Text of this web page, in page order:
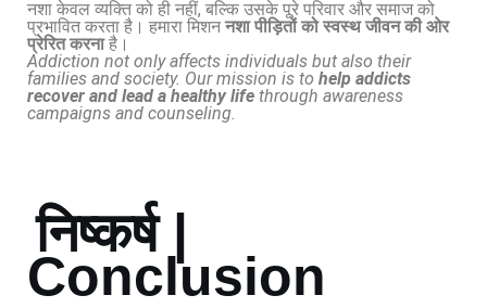
नशा केवल व्यक्ति को ही नहीं, बल्कि उसके पूरे परिवार और समाज को
प्रभावित करता है। हमारा मिशननशा पीड़ितों को स्वस्थ जीवन की ओर
प्रेरित करनाहै।
Addiction not only affects individuals but also their
families and society. Our mission is to help addicts
recover and lead a healthy life through awareness
campaigns and counseling.
निष्कर्ष |
Conclusion